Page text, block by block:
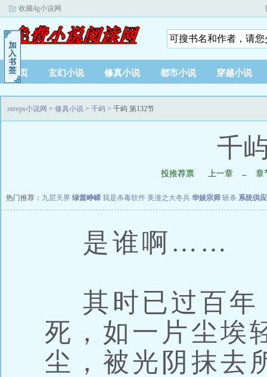
收藏4g小说网
首页 玄幻小说 修真小说 都市小说 穿越小说
stovps小说网 > 修真小说 > 千屿 > 千屿 第132节
千
投推荐票 上一章 ← 章
热门推荐： 九层天界 绿茵峥嵘 我是杀毒软件 美漫之大冬兵 华娱宗师 斩杀 系统供
是谁啊……
其时已过百年
死，如一片尘埃
尘，被光阴抹去